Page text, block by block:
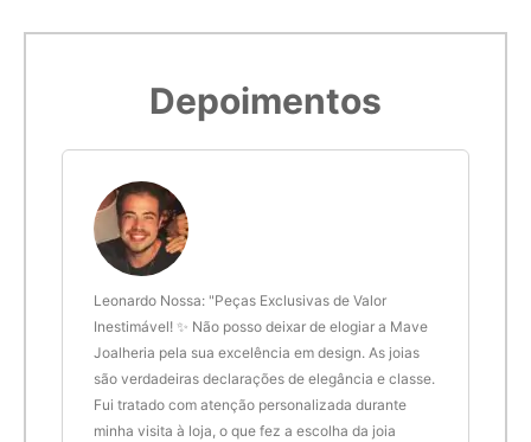
Depoimentos
Leonardo Nossa: "Peças Exclusivas de Valor
Inestimável! ✨ Não posso deixar de elogiar a Mave
Joalheria pela sua excelência em design. As joias
são verdadeiras declarações de elegância e classe.
Fui tratado com atenção personalizada durante
minha visita à loja, o que fez a escolha da joia